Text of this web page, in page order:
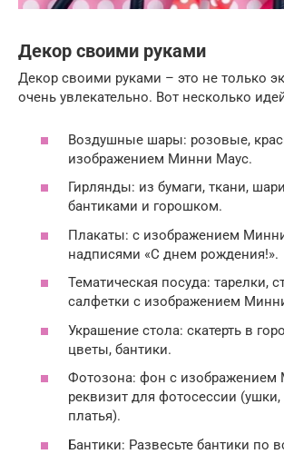
Декор своими руками
Декор своими руками – это не только
очень увлекательно. Вот несколько
Воздушные шары: розовые,
изображением Минни Маус.
Гирлянды: из бумаги, ткани,
бантиками и горошком.
Плакаты: с изображением
надписями «С днем рождения!».
Тематическая посуда: тарелки,
салфетки с изображением
Украшение стола: скатерть в
цветы, бантики.
Фотозона: фон с изображением
реквизит для фотосессии (ушки,
платья).
Бантики: Развесьте бантики по